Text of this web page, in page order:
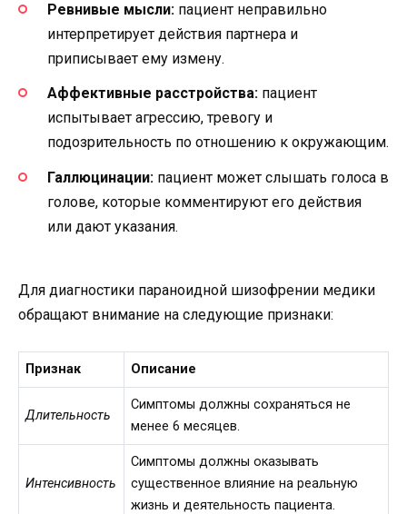
Ревнивые мысли: пациент неправильно
интерпретирует действия партнера и
приписывает ему измену.
Аффективные расстройства: пациент
испытывает агрессию, тревогу и
подозрительность по отношению к окружающим.
Галлюцинации: пациент может слышать голоса в
голове, которые комментируют его действия
или дают указания.
Для диагностики параноидной шизофрении медики
обращают внимание на следующие признаки:
Признак Описание
Длительность
Симптомы должны сохраняться не
менее 6 месяцев.
Интенсивность
Симптомы должны оказывать
существенное влияние на реальную
жизнь и деятельность пациента.